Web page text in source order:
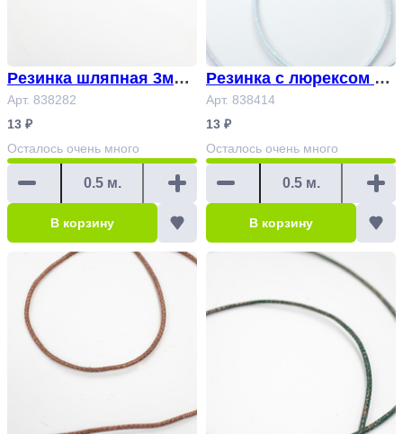
Резинка шляпная 3мм
с люрексом оранжевы
й Арт.838282
Арт. 838282
13 ₽
Осталось очень много
В корзину
Резинка с люрексом ш
ляпная голубой Арт.83
8414
Арт. 838414
13 ₽
Осталось очень много
В корзину